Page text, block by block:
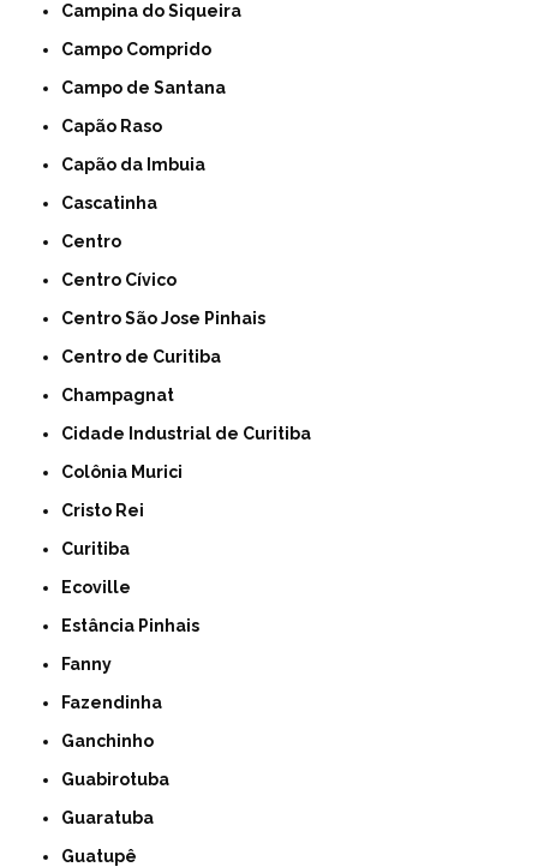
Campina do Siqueira
Campo Comprido
Campo de Santana
Capão Raso
Capão da Imbuia
Cascatinha
Centro
Centro Cívico
Centro São Jose Pinhais
Centro de Curitiba
Champagnat
Cidade Industrial de Curitiba
Colônia Murici
Cristo Rei
Curitiba
Ecoville
Estância Pinhais
Fanny
Fazendinha
Ganchinho
Guabirotuba
Guaratuba
Guatupê